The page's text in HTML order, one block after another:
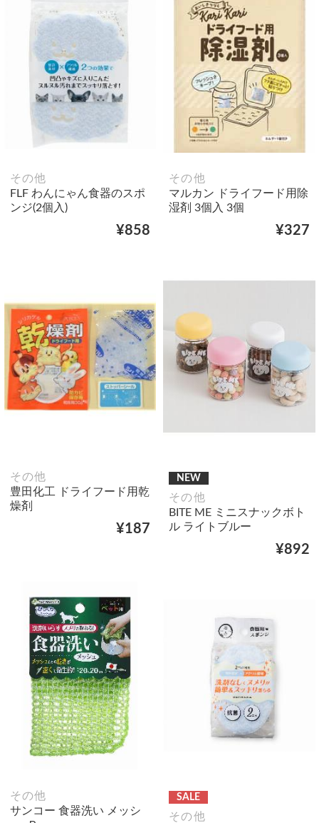
その他
FLF わんにゃん食器のスポ
ンジ(2個入)
¥858
その他
マルカン ドライフード用除
湿剤 3個入 3個
¥327
その他
豊田化工 ドライフード用乾
燥剤
¥187
NEW
その他
BITE ME ミニスナックボト
ル ライトブルー
¥892
その他
サンコー 食器洗い メッシ
SALE
その他